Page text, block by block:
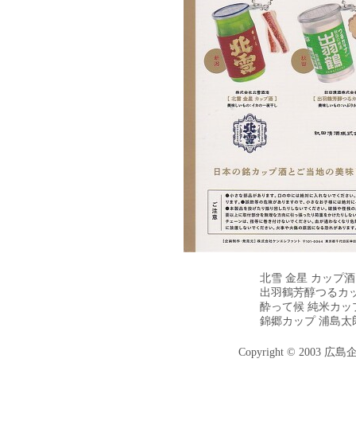
北雪 金星 カップ
出羽鶴芳醇つるカ
酔って候 純米カッ
錦郷カップ 浦島太
Copyright © 2003 広島